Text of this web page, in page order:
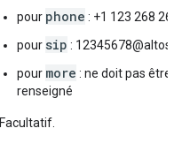
pour phone : +1 123 268
pour sip :
pour more : ne doit pas être
renseigné
Facultatif.